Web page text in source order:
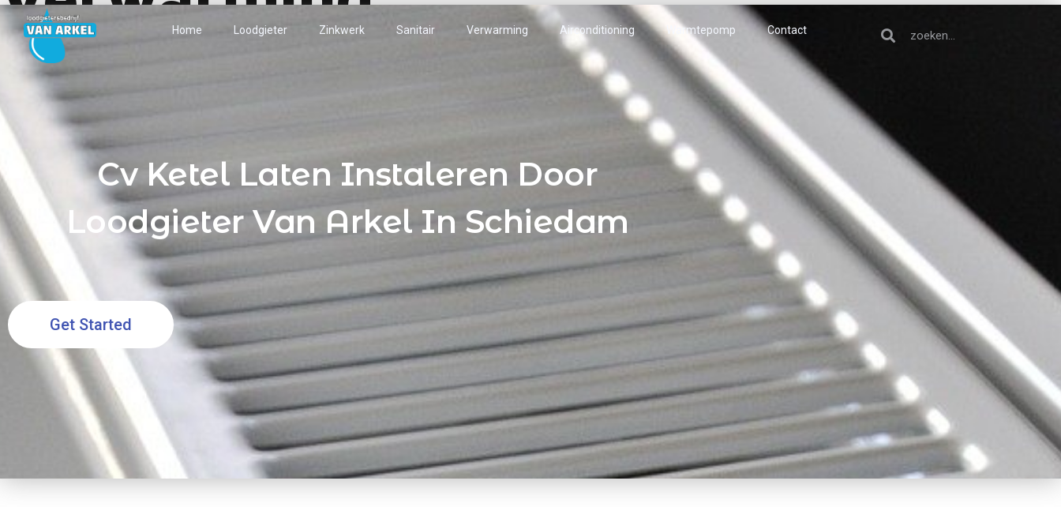
Home Loodgieter Zinkwerk Sanitair Verwarming Airconditioning Warmtepomp Contact
Cv Ketel Laten Instaleren Door
Loodgieter Van Arkel In Schiedam
Get Started